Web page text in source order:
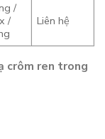
/
/
Liên hệ
crôm ren trong